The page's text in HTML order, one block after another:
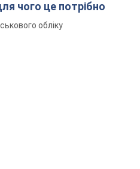
чого це потрібно
обліку